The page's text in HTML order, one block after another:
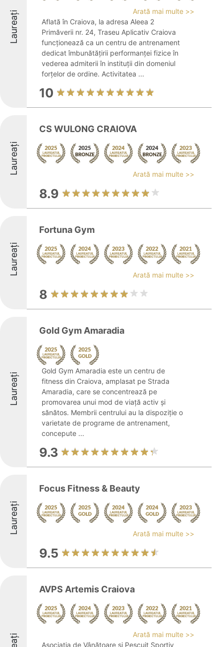
Laureați
Arată mai multe >>
Aflată în Craiova, la adresa Aleea 2
Primăverii nr. 24, Traseu Aplicativ Craiova
funcționează ca un centru de antrenament
dedicat îmbunătățirii performanței fizice în
vederea admiterii în instituții din domeniul
forțelor de ordine. Activitatea ...
10
Laureați
CS WULONG CRAIOVA
Arată mai multe >>
8.9
Laureați
Fortuna Gym
Arată mai multe >>
8
Laureați
Gold Gym Amaradia
Gold Gym Amaradia este un centru de
fitness din Craiova, amplasat pe Strada
Amaradia, care se concentrează pe
promovarea unui mod de viață activ și
sănătos. Membrii centrului au la dispoziție o
varietate de programe de antrenament,
concepute ...
9.3
Laureați
Focus Fitness & Beauty
Arată mai multe >>
9.5
AVPS Artemis Craiova
Arată mai multe >>
Asociația de Vânătoare și Pescuit Sportiv